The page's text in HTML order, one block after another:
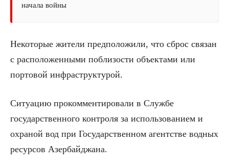
начала войны
Некоторые жители предположили, что сброс связан
с расположенными поблизости объектами или
портовой инфраструктурой.
Ситуацию прокомментировали в Службе
государственного контроля за использованием и
охраной вод при Государственном агентстве водных
ресурсов Азербайджана.